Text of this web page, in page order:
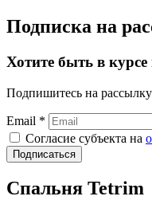
Подписка на
Хотите быть в
Подпишитесь на рассылку
Email *
Согласие субъекта на
Подписаться
Спальня Tetrim